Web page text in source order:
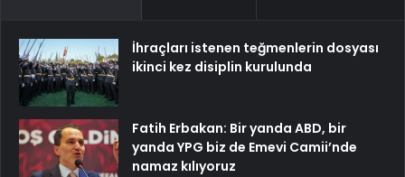
İhraçları istenen teğmenlerin dosyası
ikinci kez disiplin kurulunda
Fatih Erbakan: Bir yanda ABD, bir
yanda YPG biz de Emevi Camii’nde
namaz kılıyoruz